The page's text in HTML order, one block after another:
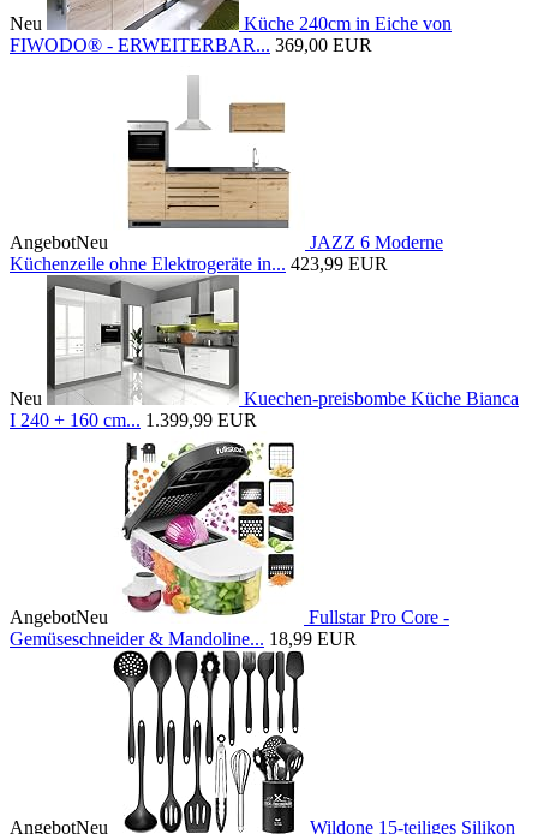
Neu
Küche 240cm in Eiche von
FIWODO® - ERWEITERBAR... 369,00 EUR
AngebotNeu
JAZZ 6 Moderne
Küchenzeile ohne Elektrogeräte in... 423,99 EUR
Neu
Kuechen-preisbombe Küche Bianca
I 240 + 160 cm... 1.399,99 EUR
AngebotNeu
Fullstar Pro Core -
Gemüseschneider & Mandoline... 18,99 EUR
AngebotNeu
Wildone 15-teiliges Silikon